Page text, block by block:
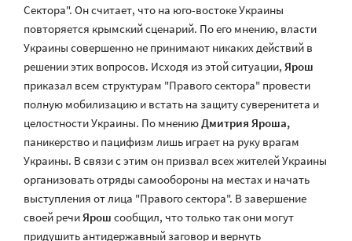
Сектора". Он считает, что на юго-востоке Украины
повторяется крымский сценарий. По его мнению, власти
Украины совершенно не принимают никаких действий в
решении этих вопросов. Исходя из этой ситуации, Ярош
приказал всем структурам "Правого сектора" провести
полную мобилизацию и встать на защиту суверенитета и
целостности Украины. По мнениюДмитрия Яроша,
паникерство и пацифизм лишь играет на руку врагам
Украины. В связи с этим он призвал всех жителей Украины
организовать отряды самообороны на местах и начать
выступления от лица "Правого сектора". В завершение
своей речиЯрош сообщил, что только так они могут
придушить антидержавный заговор и вернуть